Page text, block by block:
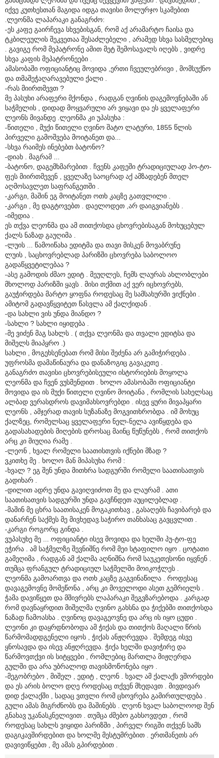
იქვე კუთხესთან მაგიდა იდგა თავისი მოლურჯო სკამებით
.ლეონმა ლაპარაკი განაგრძო:
-ეს კაფე გაირჩევა სხვებისგან, რომ აქ არამარტო ჩაისა და
ტკბილეულის შეკვეთაა შესაძლებელი , არამედ სხვა სასმელებიც
. გავიგე რომ მეპატრონე ამით მეტ შემოსავალს იღებს , ვიდრე
სხვა კაფის მეპატრონეები .
ამასობაში ოფიციანტიც მოვიდა ,ერთი ჩვეულებრივი , მომსუქნო
და თმაშეჭაღარავებული ქალი .
-რას მიირთმევთ ?
მე პასუხი არაფერი მქონდა , რადგან ღვინის დაგემოვნებაში ან
საჭმელის , დიდად მოყვარული არ ვიყავი და ეს ყველაფერი
ლეონს მივანდე .ლეონმა კი უპასუხა :
-წითელი , მუქი წითელი ღვინო შატო ლატური, 1855 წლის
პირველი გამოშვება მოიტანეთ და...
-სხვა რაიმეს ინებებთ ბატონო?
-დიახ . მაგრამ ...
-ბატონო, დაგემხმარებით . ჩვენს კაფეში ტრადიციულად პო-ტო-
ფეს მიირთმევენ , ყველაზე საოცრად აქ ამზადებენ მთელ
აღმოსავლეთ საფრანგეთში .
-კარგი, მაშინ ეგ მოიტანეთ ოთხ კაცზე გათვლილი .
-კარგი , მე დაგტოვებთ . დაელოდეთ ,არ დაიგვიანებს .
-იმედია .
ეს თქვა ლეონმა და ამ თითქოსდა ცხოვრებისაგან მოხუცებულ
ქალს ნაზად გაუღიმა .
-ლუის ... წამოიწახა ედიტმა და თავი მისკენ მოვაბრუნე
ლუის , საცხოვრებლად პარიზში ცხოვრება საბოლოო
გადაწყვეტილებაა ?
-ასე გამოდის ძმაო ედიტ . მეუღლეს, ჩემს ლაურას ახლობლები
მხოლოდ პარიზში ყავს . მისი თქმით აქ ვერ იცხოვრებს,
გაუჭირდება მარტო ყოფნა როდესაც მე სამსახურში ვიქნები .
ამიტომ გადავწყვიტეთ წასვლა ამ ქალქიდან .
-და სახლი ვის უნდა მიანდო ?
-სახლი ? სახლი იყიდება .
-მე ვიძენ მაგ სახლს . ( თქვა ლეონმა და თვალი ედიტსა და
მიშელს მიაპყრო .)
სახლი , მოგეხსენებათ რომ მისი შეძენა არ გამიჭირდება .
უფროსმა დამაწინაურა და დანაზოგიც გავაკეთე .
განაგრძო თავისი ცხოვრებისეული ისტორიების მოყოლა
ლეონმა და ჩვენ ვუსმენდით . ხოლო ამასობაში ოფიციანტი
მოვიდა და ის მუქი წითელი ღვინო მოიტანა , რომლის სახელსაც
ალბად ვერასდროს დავიმახსოვრებდი . ისევ ყური მივაპყარი
ლეონს , ამჯერად თავის სუზანაზე მოგვითხრობდა . იმ მოხუც
ქალზეც, რომელსაც ყველაფერი ნელ-ნელა ავიწყდება და
გადასახადების მიღების დროსაც მაინც წუწუნებს , რომ თითქოს
არც კი მიუღია რამე .
-ლეონ , ხვალ რომელი საათისთვის იქნები მზად ?
ვკითხე მე . ხოლო მან მიპასუხა რომ :
-ხვალ ? ეგ შენ უნდა მითხრა სადგურში რომელი საათისათვის
გადიხარ .
-დილით ადრე უნდა გავიღვიძოთ მე და ლაურამ . ათი
საათისათვის სადგურში უნდა გავჩნდეთ აუცილებლად .
-მაშინ მე ცხრა საათისაკენ მოგაკითხავ , გასაღებს ჩავიბარებ და
დანარჩენ საქმეს მე მივხედავ.საჭირო თანხასაც გავცვლით .
-კარგი როგორც გინდა .
ვუპასუხე მე ... ოფიციანტი ისევ მოვიდა და ხელში პუ-ტო-ფე
ეჭირა . ამ საჭმელზე შევნიშნე რომ მეი სტაფილო იყო . ცოტათი
გამეღიმა , რადგან ამ ქალმა აღნიშნა რომ საუკეთესონი იყვნენ .
თუმცა ფრანგულ ტრადიციულ საჭმელში მოიკოჭლეს .
ლეონმა გამოართვა და ოთხ კაცზე გაგვინაწილა . როდესაც
დავაგემოვნე მომეწონა , არც კი მოველოდი ასეთ გემრიელს .
ჭამა დავიწყეთ და მშივრებს ლაპარაკი შეგვზარებოდა . კარგად
რომ დავნაყრდით მიშელმა ღვინო გახსნა და ჭიქებში თითქოსდა
ნაზად ჩამოასხა . ღვინოც დავაგეოვნე და არც ის იყო ცუდი .
ლეონი კი დაყრდნობოდა ამ ჭიქას და თითქოს მაღალი წრის
წარმომადდგენელი იყოს , ჭიქას ანჟღრევდა . შემდეგ ისვე
ყნოსავდა და ისევ ანჟღრევდა. ჭიქა ხელში დავიჭირე და
წარმოვთქვი ის სიტყვები , რომლებიც მართლა მიჟღერდა
გულში და არა უბრალოდ თავისმოწონება იყო .
-მეგობრებო , მიშელ , ედიტ , ლეონ . ხვალ ამ ქალაქს ვშორდები
და ეს არის ბოლო დღე როდესაც თქვენ მხედავთ . მივდივარ
დიდ ქალაქში , სადაც ვთვლი რომ ცხოვრება გამირთულდება .
გული ამას მიგრძნობს და მაშინებს . ლეონ ხვალ საბოლოოდ შენ
გნახავ უკანასკნელივით . თუმცა ძმებო გახსოვდეთ , რომ
როდესაც სახლს ვიყიდი პარიზში , პირველ რიგში თქვენ სამს
დაგიკავშირდებით და ხოლმე მესტუმრებით . ერთმანეთს არ
დავივიწყებთ , მე ამას გპირდებით .